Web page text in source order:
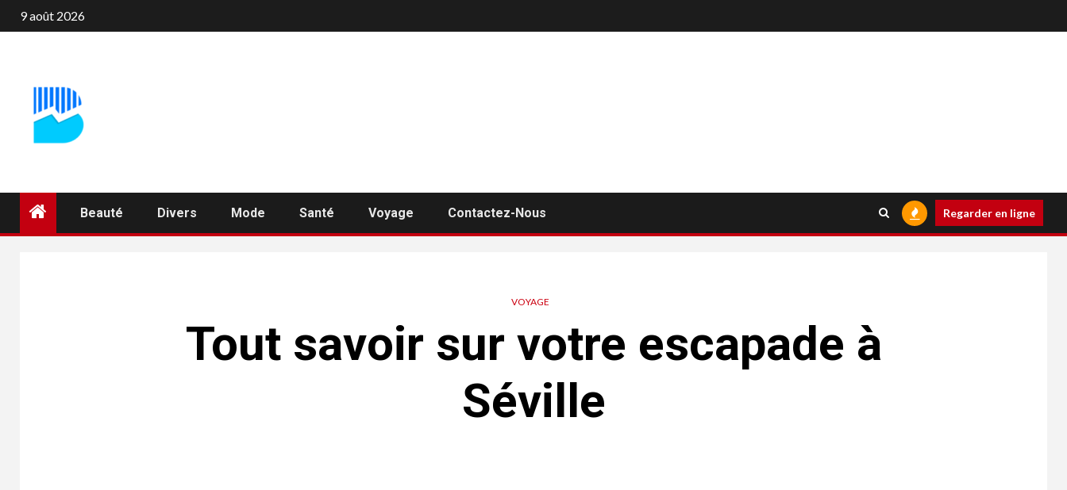
Aller
au
9 août 2026
Beauté Divers Mode Santé Voyage Contactez-Nous Regarder en ligne
VOYAGE
Tout savoir sur votre escapade à
Séville